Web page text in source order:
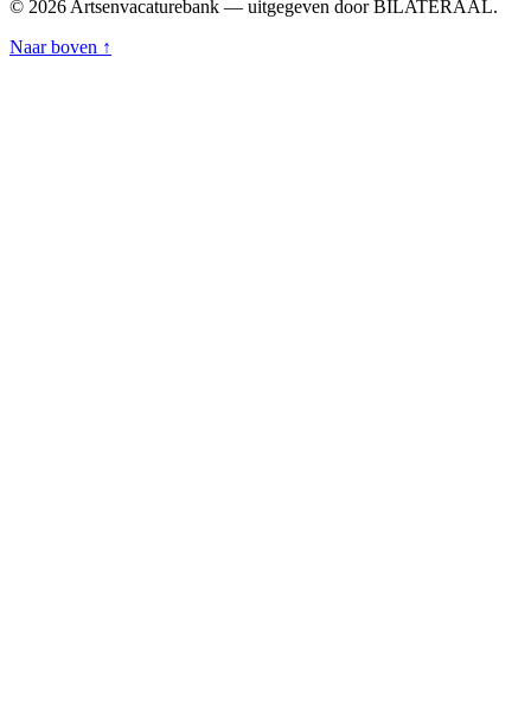
© 2026 Artsenvacaturebank — uitgegeven door BILATERAAL.
Naar boven ↑